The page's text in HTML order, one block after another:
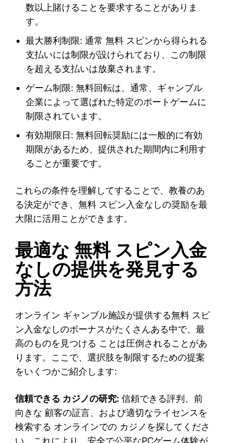
数以上賭けることを要求することがありま
す。
最大勝利制限: 通常 無料 スピンから得られる
支払いには制限が設けられており、この制限
を超える支払いは放棄されます。
ゲーム制限: 無料回転は、通常、ギャンブル
企業によって選ばれた特定のポートゲームに
制限されています。
有効期限日: 無料回転奨励には一般的に有効
期限があるため、提供された期間内に利用す
ることが重要です。
これらの条件を理解してすることで、教養のあ
る決定ができ、無料 スピン入金なしの奨励を最
大限に活用ことができます。
最適な 無料 スピン入金
なしの提供を発見する
方法
オンライン ギャンブル施設が提供する無料 スピ
ン入金なしのボーナスがたくさんある中で、最
高のものを見つける ことは圧倒されることがあ
ります。ここで、選択肢を制限するための提案
をいくつかご紹介します:
信頼できる カジノの研究: 信頼できる評判、前
向きな 顧客の証言、および適切なライセンスを
検索する オンラインでの カジノを探してくださ
い。これにより、安全で公平なPCゲーム体験が